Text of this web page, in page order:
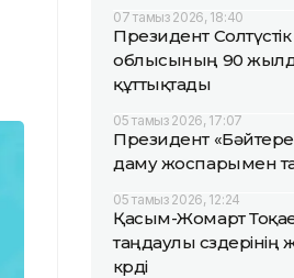
07 тамыз 2026, 18:40
Президент
облысының 90
құттықтады
05 тамыз 2026, 17:07
Президент
даму жоспарымен
05 тамыз 2026, 12:24
Қасым-Жомарт
таңдаулы
көрді